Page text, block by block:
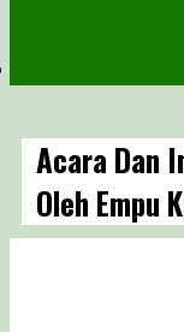
Acara Dan
Oleh Empu